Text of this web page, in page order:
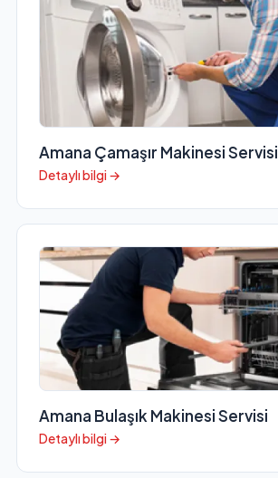
Amana Çamaşır Makinesi Servisi
Detaylı bilgi →
Amana Bulaşık Makinesi Servisi
Detaylı bilgi →